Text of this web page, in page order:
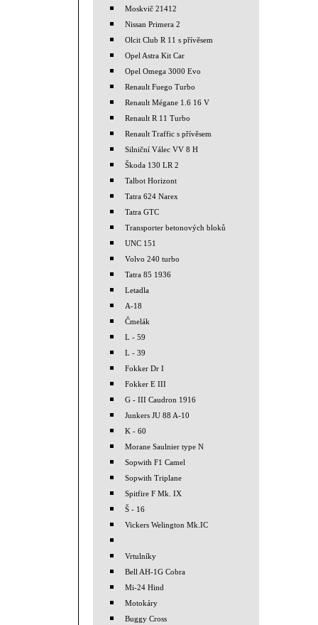
Moskvič 21412
Nissan Primera 2
Olcit Club R 11 s přívěsem
Opel Astra Kit Car
Opel Omega 3000 Evo
Renault Fuego Turbo
Renault Mégane 1.6 16 V
Renault R 11 Turbo
Renault Traffic s přívěsem
Silniční Válec VV 8 H
Škoda 130 LR 2
Talbot Horizont
Tatra 624 Narex
Tatra GTC
Transporter betonových bloků
UNC 151
Volvo 240 turbo
Tatra 85 1936
Letadla
A-18
Čmelák
L - 59
L - 39
Fokker Dr I
Fokker E III
G - III Caudron 1916
Junkers JU 88 A-10
K - 60
Morane Saulnier type N
Sopwith F1 Camel
Sopwith Triplane
Spitfire F Mk. IX
Š - 16
Vickers Welington Mk.IC
Vrtulníky
Bell AH-1G Cobra
Mi-24 Hind
Motokáry
Buggy Cross